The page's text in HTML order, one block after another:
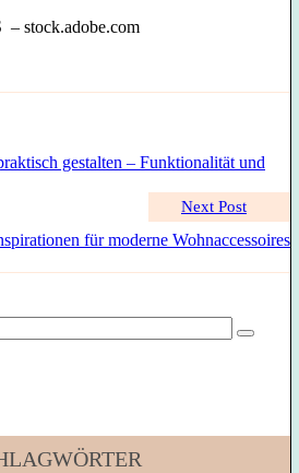
– stock.adobe.com
gestalten – Funktionalität und
Next Post
für moderne Wohnaccessoires